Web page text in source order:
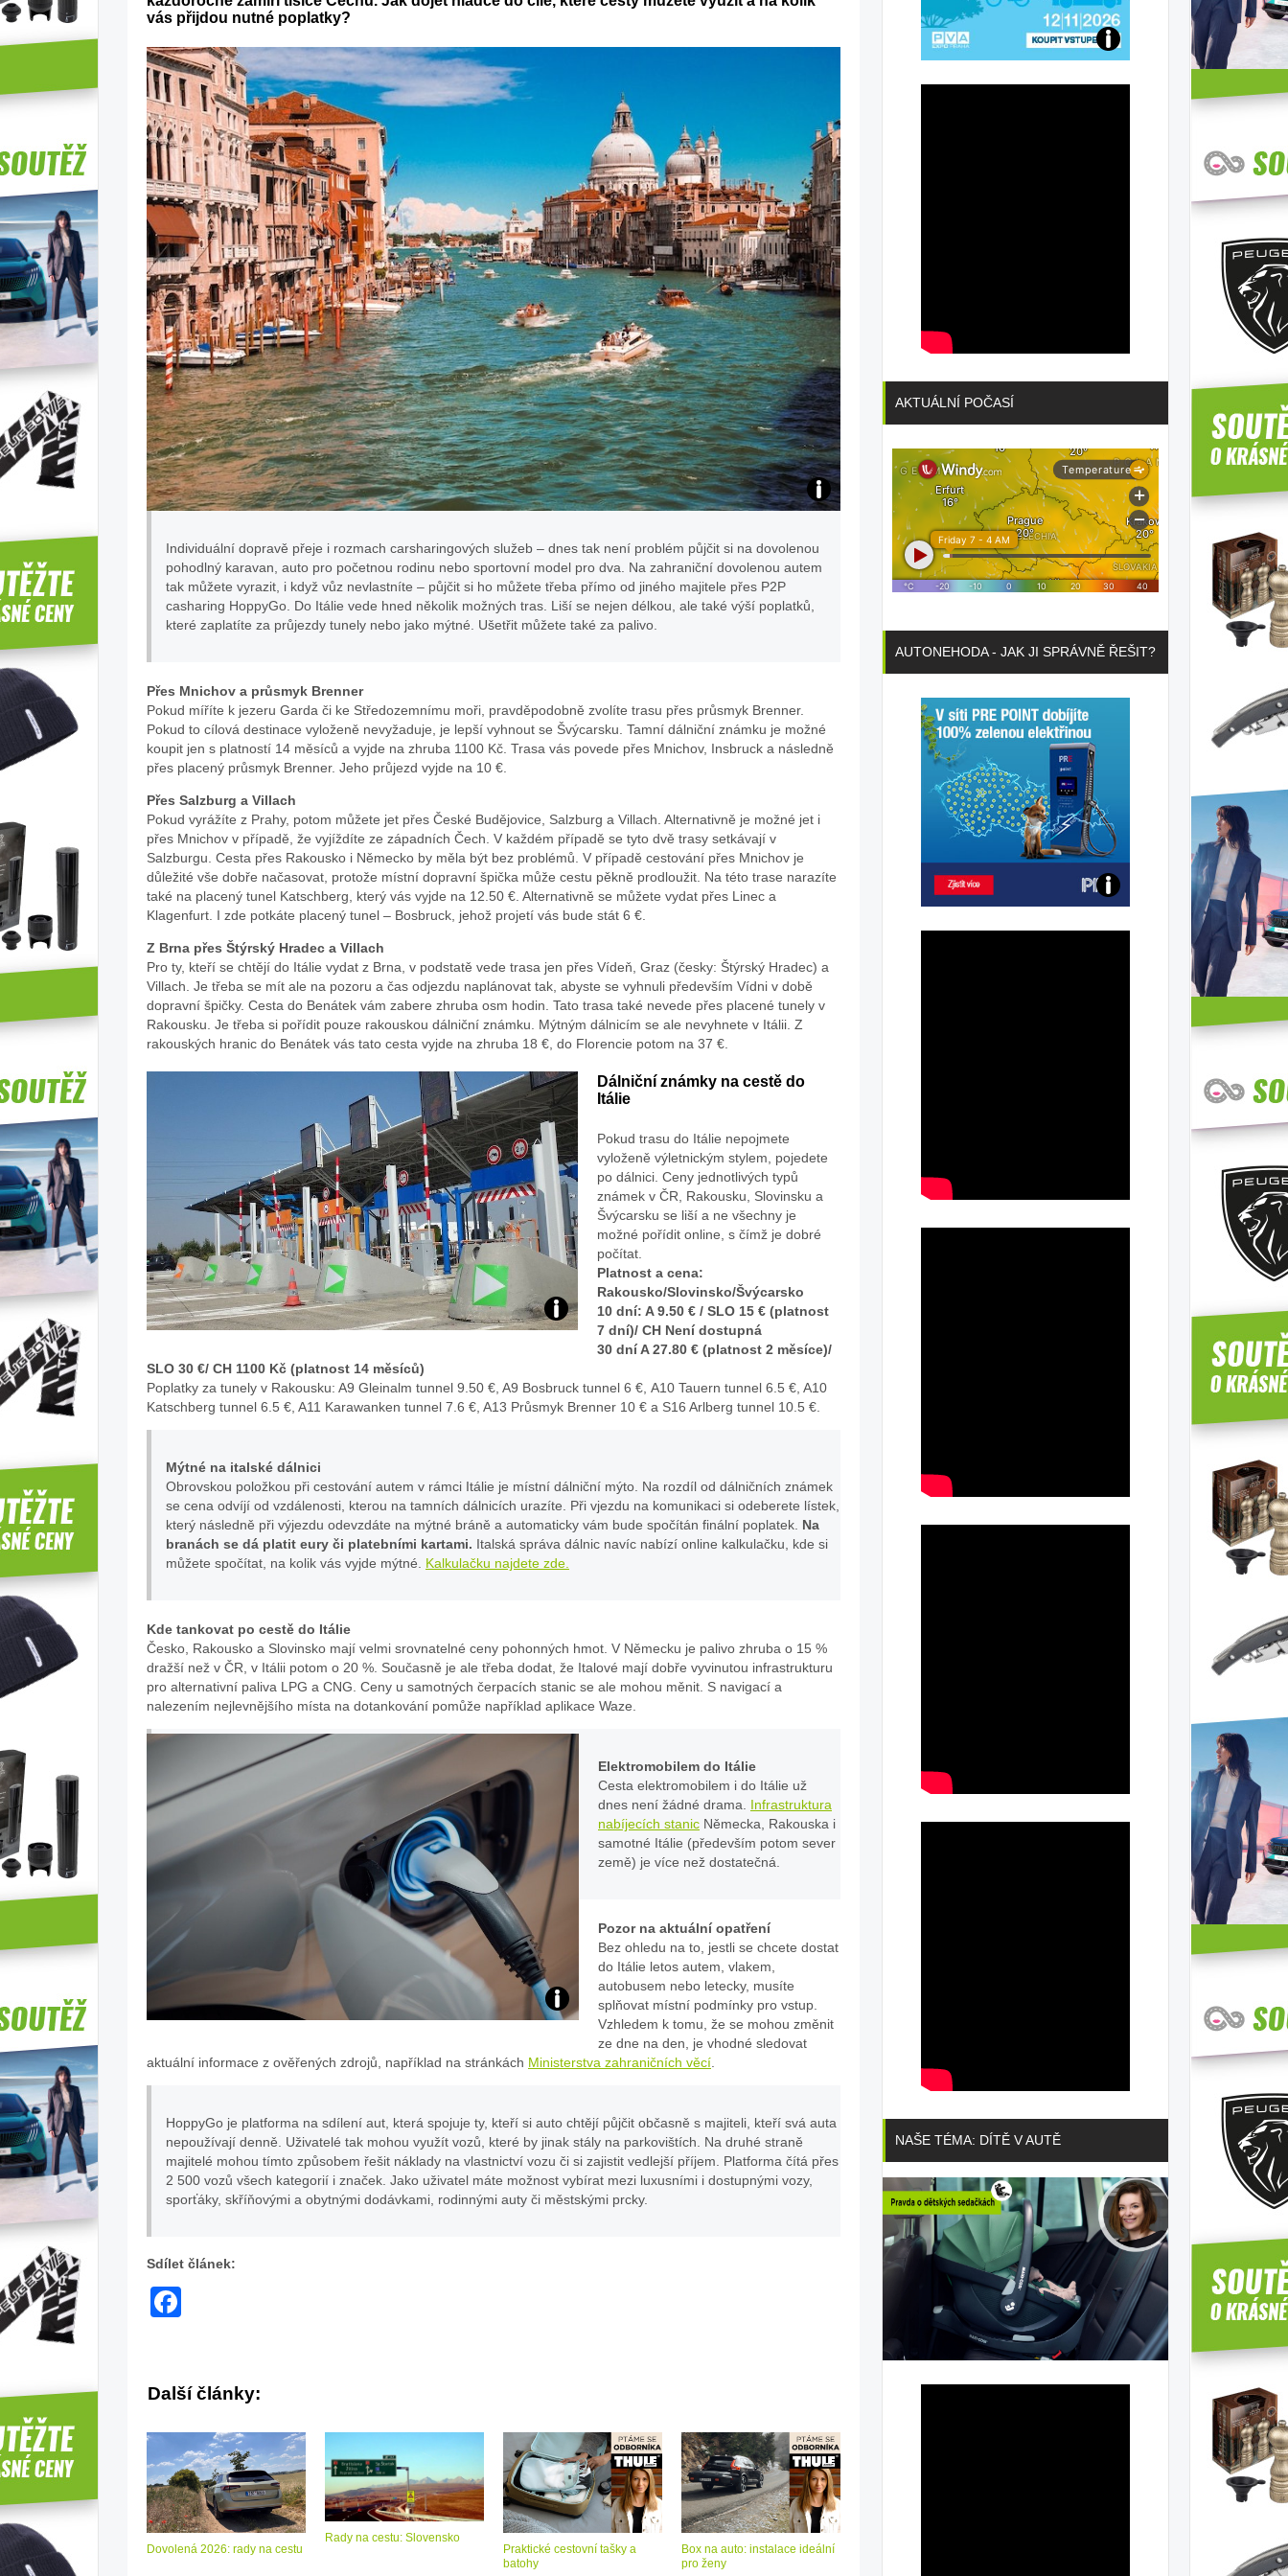
vás přijdou nutné poplatky?
Foto:
Individuální dopravě přeje i rozmach carsharingových služeb – dnes tak není problém půjčit si na dovolenou
pohodlný karavan, auto pro početnou rodinu nebo sportovní model pro dva. Na zahraniční dovolenou autem
tak můžete vyrazit, i když vůz nevlastníte – půjčit si ho můžete třeba přímo od jiného majitele přes P2P
casharing HoppyGo. Do Itálie vede hned několik možných tras. Liší se nejen délkou, ale také výší poplatků,
které zaplatíte za průjezdy tunely nebo jako mýtné. Ušetřit můžete také za palivo.
Přes Mnichov a průsmyk Brenner
Pokud míříte k jezeru Garda či ke Středozemnímu moři, pravděpodobně zvolíte trasu přes průsmyk Brenner.
Pokud to cílová destinace vyloženě nevyžaduje, je lepší vyhnout se Švýcarsku. Tamní dálniční známku je možné
koupit jen s platností 14 měsíců a vyjde na zhruba 1100 Kč. Trasa vás povede přes Mnichov, Insbruck a následně
přes placený průsmyk Brenner. Jeho průjezd vyjde na 10 €.
Přes Salzburg a Villach
Pokud vyrážíte z Prahy, potom můžete jet přes České Budějovice, Salzburg a Villach. Alternativně je možné jet i
přes Mnichov v případě, že vyjíždíte ze západních Čech. V každém případě se tyto dvě trasy setkávají v
Salzburgu. Cesta přes Rakousko i Německo by měla být bez problémů. V případě cestování přes Mnichov je
důležité vše dobře načasovat, protože místní dopravní špička může cestu pěkně prodloužit. Na této trase narazíte
také na placený tunel Katschberg, který vás vyjde na 12.50 €. Alternativně se můžete vydat přes Linec a
Klagenfurt. I zde potkáte placený tunel – Bosbruck, jehož projetí vás bude stát 6 €.
Z Brna přes Štýrský Hradec a Villach
Pro ty, kteří se chtějí do Itálie vydat z Brna, v podstatě vede trasa jen přes Vídeň, Graz (česky: Štýrský Hradec) a
Villach. Je třeba se mít ale na pozoru a čas odjezdu naplánovat tak, abyste se vyhnuli především Vídni v době
dopravní špičky. Cesta do Benátek vám zabere zhruba osm hodin. Tato trasa také nevede přes placené tunely v
Rakousku. Je třeba si pořídit pouze rakouskou dálniční známku. Mýtným dálnicím se ale nevyhnete v Itálii. Z
rakouských hranic do Benátek vás tato cesta vyjde na zhruba 18 €, do Florencie potom na 37 €.
Foto:
webu
Dálniční známky na cestě do
Itálie
Pokud trasu do Itálie nepojmete
vyloženě výletnickým stylem, pojedete
po dálnici. Ceny jednotlivých typů
známek v ČR, Rakousku, Slovinsku a
Švýcarsku se liší a ne všechny je
možné pořídit online, s čímž je dobré
počítat.
Platnost a cena:
Rakousko/Slovinsko/Švýcarsko
10 dní: A 9.50 € / SLO 15 € (platnost
7 dní)/ CH Není dostupná
30 dní A 27.80 € (platnost 2 měsíce)/
SLO 30 €/ CH 1100 Kč (platnost 14 měsíců)
Poplatky za tunely v Rakousku: A9 Gleinalm tunnel 9.50 €, A9 Bosbruck tunnel 6 €, A10 Tauern tunnel 6.5 €, A10
Katschberg tunnel 6.5 €, A11 Karawanken tunnel 7.6 €, A13 Průsmyk Brenner 10 € a S16 Arlberg tunnel 10.5 €.
Mýtné na italské dálnici
Obrovskou položkou při cestování autem v rámci Itálie je místní dálniční mýto. Na rozdíl od dálničních známek
se cena odvíjí od vzdálenosti, kterou na tamních dálnicích urazíte. Při vjezdu na komunikaci si odeberete lístek,
který následně při výjezdu odevzdáte na mýtné bráně a automaticky vám bude spočítán finální poplatek. Na
branách se dá platit eury či platebními kartami. Italská správa dálnic navíc nabízí online kalkulačku, kde si
můžete spočítat, na kolik vás vyjde mýtné. Kalkulačku najdete zde.
Kde tankovat po cestě do Itálie
Česko, Rakousko a Slovinsko mají velmi srovnatelné ceny pohonných hmot. V Německu je palivo zhruba o 15 %
dražší než v ČR, v Itálii potom o 20 %. Současně je ale třeba dodat, že Italové mají dobře vyvinutou infrastrukturu
pro alternativní paliva LPG a CNG. Ceny u samotných čerpacích stanic se ale mohou měnit. S navigací a
nalezením nejlevnějšího místa na dotankování pomůže například aplikace Waze.
Foto:
Elektromobilem do Itálie
Cesta elektromobilem i do Itálie už
dnes není žádné drama. Infrastruktura
nabíjecích stanic Německa, Rakouska i
samotné Itálie (především potom sever
země) je více než dostatečná.
Pozor na aktuální opatření
Bez ohledu na to, jestli se chcete dostat
do Itálie letos autem, vlakem,
autobusem nebo letecky, musíte
splňovat místní podmínky pro vstup.
Vzhledem k tomu, že se mohou změnit
ze dne na den, je vhodné sledovat
aktuální informace z ověřených zdrojů, například na stránkách Ministerstva zahraničních věcí
HoppyGo je platforma na sdílení aut, která spojuje ty, kteří si auto chtějí půjčit občasně s majiteli, kteří svá auta
nepoužívají denně. Uživatelé tak mohou využít vozů, které by jinak stály na parkovištích. Na druhé straně
majitelé mohou tímto způsobem řešit náklady na vlastnictví vozu či si zajistit vedlejší příjem. Platforma čítá přes
2 500 vozů všech kategorií i značek. Jako uživatel máte možnost vybírat mezi luxusními i dostupnými vozy,
sporťáky, skříňovými a obytnými dodávkami, rodinnými auty či městskými prcky.
Sdílet článek:
Další články:
Dovolená 2026: rady na cestu
Rady na cestu: Slovensko
Praktické cestovní tašky a
batohy
Box na auto: instalace ideální
pro ženy
Přijďte
AKTUÁLNÍ POČASÍ
AUTONEHODA - JAK JI SPRÁVNĚ ŘEŠIT?
Poznejte
NAŠE TÉMA: DÍTĚ V AUTĚ